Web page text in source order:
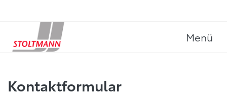
Menü
Kontaktformular